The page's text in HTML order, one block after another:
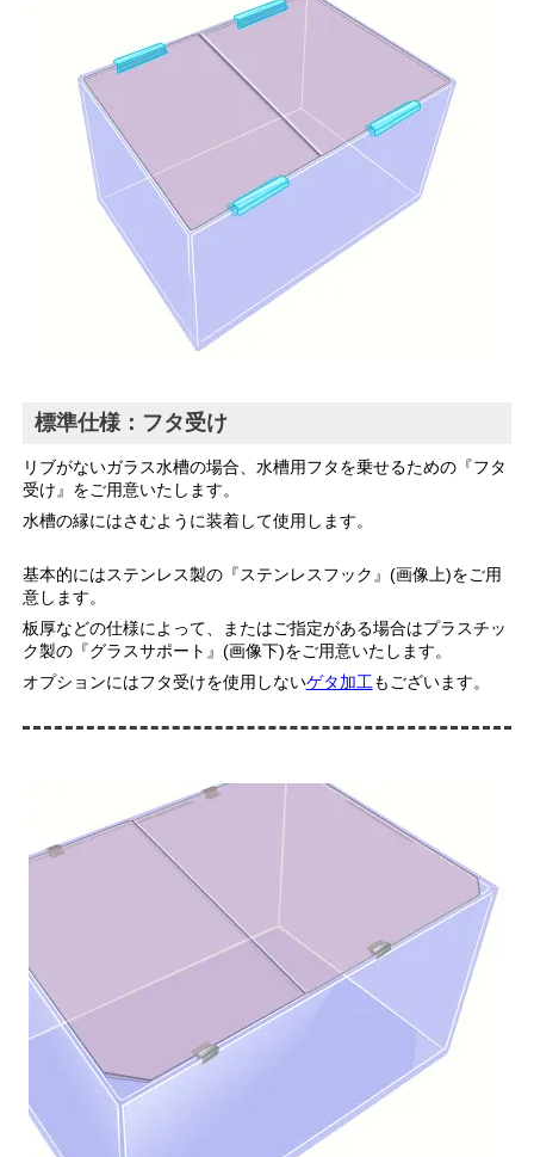
標準仕様：フタ受け
リブがないガラス水槽の場合、水槽用フタを乗せるための『フタ
受け』をご用意いたします。
水槽の縁にはさむように装着して使用します。
基本的にはステンレス製の『ステンレスフック』(画像上)をご用
意します。
板厚などの仕様によって、またはご指定がある場合はプラスチッ
ク製の『グラスサポート』(画像下)をご用意いたします。
オプションにはフタ受けを使用しないゲタ加工もございます。